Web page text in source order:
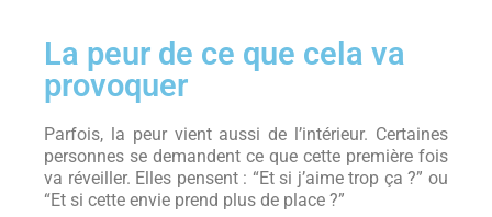
La peur de ce que cela va
provoquer
Parfois, la peur vient aussi de l’intérieur. Certaines
personnes se demandent ce que cette première fois
va réveiller. Elles pensent : “Et si j’aime trop ça ?” ou
“Et si cette envie prend plus de place ?”